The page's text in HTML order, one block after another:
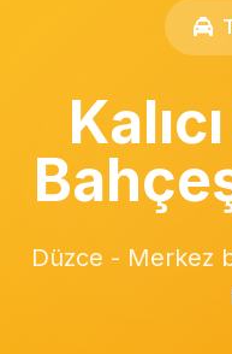
Düzce - Merkez